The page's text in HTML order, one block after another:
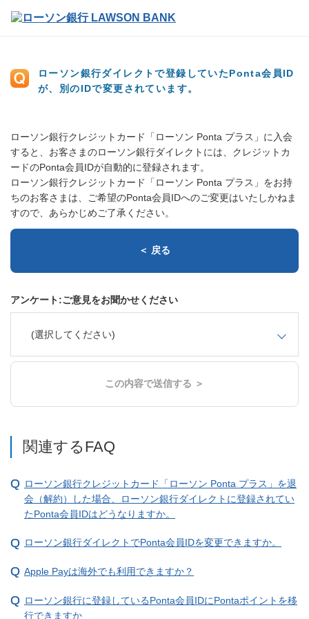
ローソン銀行ダイレクトで登録していたPonta会員ID
が、別のIDで変更されています。
ローソン銀行クレジットカード「ローソン Ponta プラス」に入会
すると、お客さまのローソン銀行ダイレクトには、クレジットカ
ードのPonta会員IDが自動的に登録されます。
ローソン銀行クレジットカード「ローソン Ponta プラス」をお持
ちのお客さまは、ご希望のPonta会員IDへのご変更はいたしかねま
すので、あらかじめご了承ください。
＜ 戻る
アンケート:ご意見をお聞かせください
(選択してください)
この内容で送信する ＞
関連するFAQ
ローソン銀行クレジットカード「ローソン Ponta プラス」を退
会（解約）した場合、ローソン銀行ダイレクトに登録されてい
たPonta会員IDはどうなりますか。
ローソン銀行ダイレクトでPonta会員IDを変更できますか。
Apple Payは海外でも利用できますか？
ローソン銀行に登録しているPonta会員IDにPontaポイントを移
行できますか